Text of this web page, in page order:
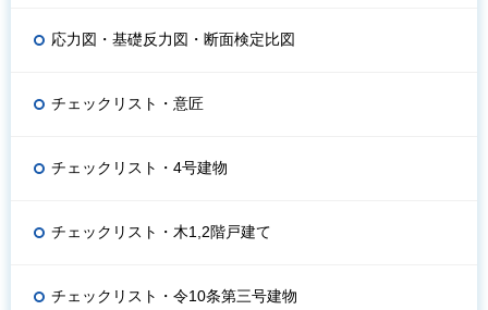
応力図・基礎反力図・断面検定比図
チェックリスト・意匠
チェックリスト・4号建物
チェックリスト・木1,2階戸建て
チェックリスト・令10条第三号建物